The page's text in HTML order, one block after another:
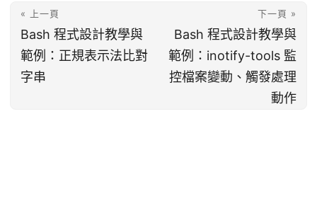
« 上一頁
Bash 程式設計教學與
範例：正規表示法比對
字串
下一頁 »
Bash 程式設計教學與
範例：inotify-tools 監
控檔案變動、觸發處理
動作